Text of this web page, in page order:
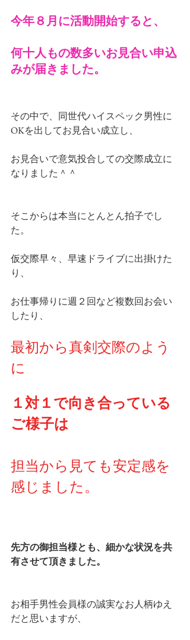
今年８月に活動開始すると、
何十人もの数多いお見合い申込
みが届きました。
その中で、同世代ハイスペック男性に
OKを出してお見合い成立し、
お見合いで意気投合しての交際成立に
なりました＾＾
そこからは本当にとんとん拍子でし
た。
仮交際早々、早速ドライブに出掛けた
り、
お仕事帰りに週２回など複数回お会い
したり、
最初から真剣交際のよう
に
１対１で向き合っている
ご様子は
担当から見ても安定感を
感じました。
先方の御担当様とも、細かな状況を共
有させて頂きました。
お相手男性会員様の誠実なお人柄ゆえ
だと思いますが、